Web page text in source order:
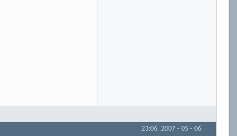
06 - 05 - 2007,
23:06